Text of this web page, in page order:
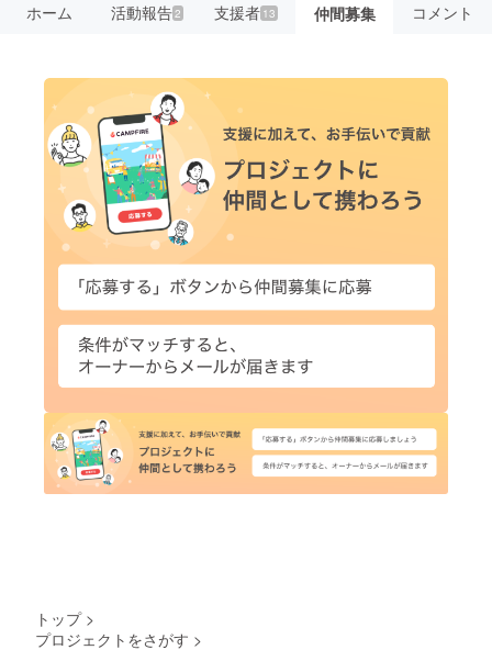
ホーム 活動報告2 支援者 13 仲間募集 コメント
トップ >
プロジェクトをさがす >